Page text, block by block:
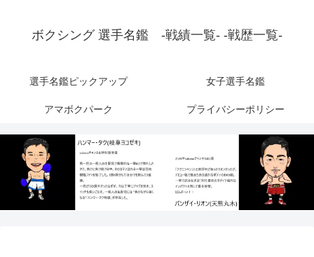
ボクシング 選手名鑑 -戦績一覧- -戦歴一覧-
選手名鑑ピックアップ 女子選手名鑑
アマボクパーク プライバシーポリシー